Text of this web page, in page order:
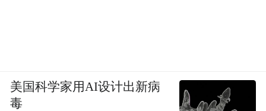
美国科学家用AI设计出新病
毒